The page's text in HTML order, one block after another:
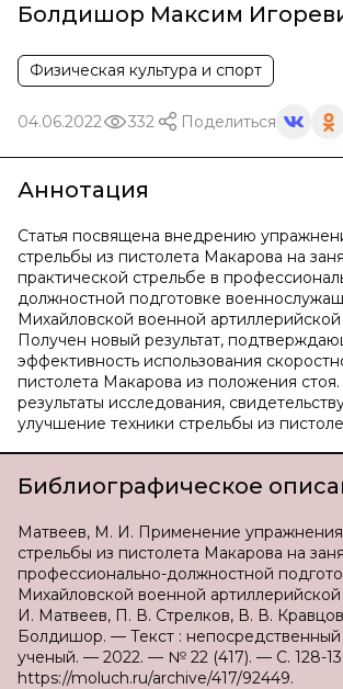
Болдишор Максим
Физическая культура и спорт
04.06.2022 332 Поделиться
Аннотация
Статья посвящена внедрению
стрельбы из пистолета Макарова на
практической стрельбе в
должностной подготовке
Михайловской военной
Получен новый результат,
эффективность использования
пистолета Макарова из положения
результаты исследования,
улучшение техники стрельбы из
Библиографическое
Матвеев, М. И. Применение упражнения
стрельбы из пистолета Макарова на
профессионально-должностной
Михайловской военной
И. Матвеев, П. В. Стрелков, В. В.
Болдишор. — Текст :
ученый. — 2022. — № 22 (417). — С. 128-
https://moluch.ru/archive/417/92449.